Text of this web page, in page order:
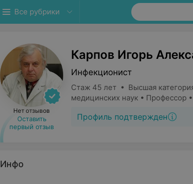
Все рубрики
Нет отзывов
Оставить
первый отзыв
Карпов Игорь
Инфекционист
Стаж 45 лет • Высшая
медицинских наук • Профессор
Профиль подтвержден
Инфо